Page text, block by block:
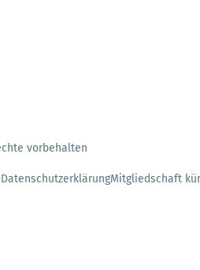
vorbehalten
DatenschutzerklärungMitgliedschaft